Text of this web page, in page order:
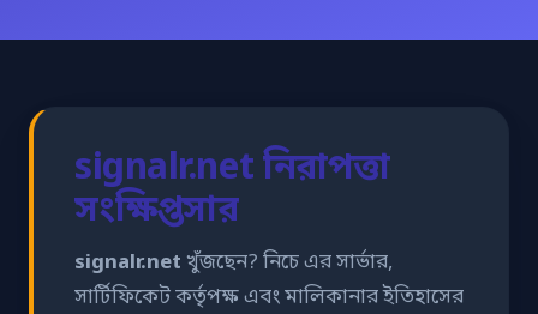
signalr.net নিরাপত্তা
সংক্ষিপ্তসার
signalr.net খুঁজছেন? নিচে এর সার্ভার,
সার্টিফিকেট কর্তৃপক্ষ এবং মালিকানার ইতিহাসের